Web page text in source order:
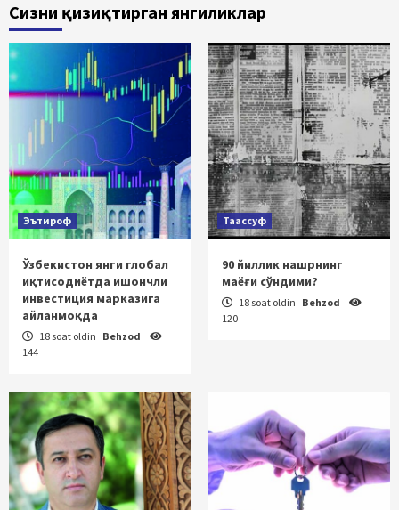
Сизни қизиқтирган янгиликлар
Эътироф
Ўзбекистон янги глобал
иқтисодиётда ишончли
инвестиция марказига
айланмоқда
18 soat oldin Behzod
144
Таассуф
90 йиллик нашрнинг
маёғи сўндими?
18 soat oldin Behzod
120